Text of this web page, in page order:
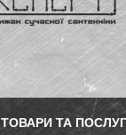
ТОВАРИ ТА